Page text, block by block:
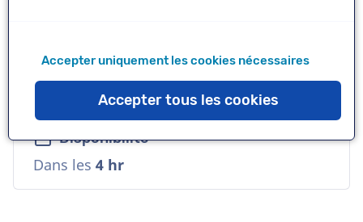
Voix
Enjouée, Polyvalente, Chaude
Disponibilité
Dans les 4 hr
Accepter uniquement les cookies nécessaires
Accepter tous les cookies